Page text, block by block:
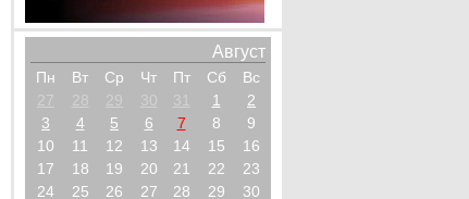
Август
Пн Вт Ср Чт Пт Сб
Вс
27
28 29 30 31 1
2
3
4 5 6 7 8
9
10
11 12 13 14 15
16
17
18 19 20 21 22
23
24
25 26 27 28 29 30